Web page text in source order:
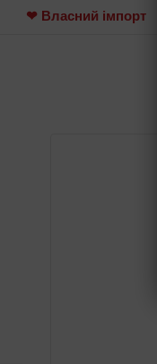
❤ Власний імпорт